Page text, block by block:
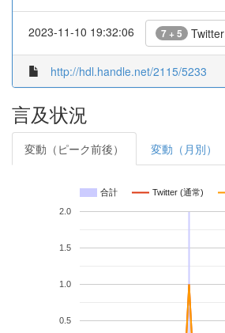
2023-11-10 19:32:06 7 + 5 Twitter
http://hdl.handle.net/2115/5233
言及状況
変動（ピーク前後） 変動（月別）
合計 Twitter (通常)
0.5
1.0
1.5
2.0